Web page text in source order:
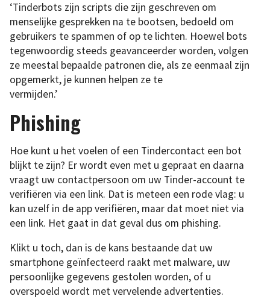
‘Tinderbots zijn scripts die zijn geschreven om
menselijke gesprekken na te bootsen, bedoeld om
gebruikers te spammen of op te lichten. Hoewel bots
tegenwoordig steeds geavanceerder worden, volgen
ze meestal bepaalde patronen die, als ze eenmaal zijn
opgemerkt, je kunnen helpen ze te
vermijden.’
Phishing
Hoe kunt u het voelen of een Tindercontact een bot
blijkt te zijn? Er wordt even met u gepraat en daarna
vraagt uw contactpersoon om uw Tinder-account te
verifiëren via een link. Dat is meteen een rode vlag: u
kan uzelf in de app verifiëren, maar dat moet niet via
een link. Het gaat in dat geval dus om phishing.
Klikt u toch, dan is de kans bestaande dat uw
smartphone geïnfecteerd raakt met malware, uw
persoonlijke gegevens gestolen worden, of u
overspoeld wordt met vervelende advertenties.